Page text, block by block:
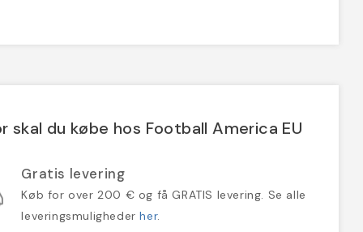
skal du købe hos Football America EU
Gratis levering
Køb for over 200 € og få GRATIS levering. Se alle
leveringsmulighederher.